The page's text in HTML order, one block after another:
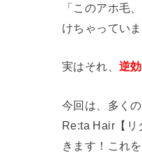
「このアホ毛
けちゃってい
実はそれ、逆
今回は、多く
Re:ta Hair【リ
きます！これ